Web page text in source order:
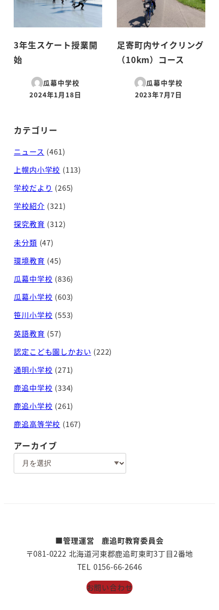
3年生スケート授業開
始
瓜幕中学校
投稿日
2024年1月18日
足寄町内サイクリング
（10km）コース
瓜幕中学校
投稿日
2023年7月7日
カテゴリー
ニュース (461)
上幌内小学校 (113)
学校だより (265)
学校紹介 (321)
探究教育 (312)
未分類 (47)
環境教育 (45)
瓜幕中学校 (836)
瓜幕小学校 (603)
笹川小学校 (553)
英語教育 (57)
認定こども園しかおい (222)
通明小学校 (271)
鹿追中学校 (334)
鹿追小学校 (261)
鹿追高等学校 (167)
アーカイブ
■管理運営 鹿追町教育委員会
〒081-0222 北海道河東郡鹿追町東町3丁目2番地
TEL 0156-66-2646
お問い合わせ